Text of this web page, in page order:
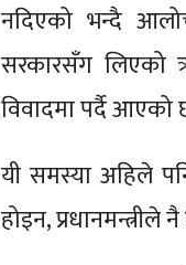
नदिएको भन्दै
सरकारसँग
विवादमा पर्दै आएको
यी समस्या अहिले
होइन, प्रधानमन्त्रीले